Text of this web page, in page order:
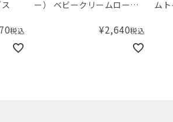
税込
ー） ベビークリームローシ
¥2,640税込
ム